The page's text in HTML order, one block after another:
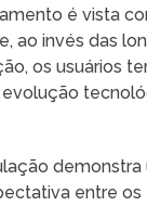
é vista
ao invés das
os usuários
entre